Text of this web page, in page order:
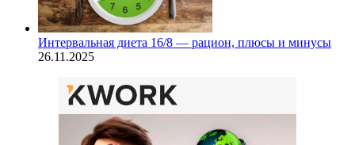
Интервальная диета 16/8 — рацион, плюсы и минусы
26.11.2025